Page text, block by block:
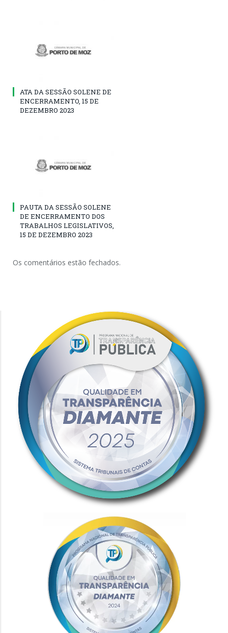
ATA DA SESSÃO SOLENE DE
ENCERRAMENTO, 15 DE
DEZEMBRO 2023
PAUTA DA SESSÃO SOLENE
DE ENCERRAMENTO DOS
TRABALHOS LEGISLATIVOS,
15 DE DEZEMBRO 2023
Os comentários estão fechados.